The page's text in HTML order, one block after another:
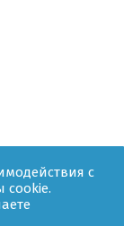
с
cookie.